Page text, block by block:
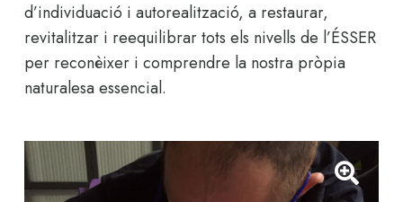
d’individuació i autorealització, a restaurar,
revitalitzar i reequilibrar tots els nivells de l’ÉSSER
per reconèixer i comprendre la nostra pròpia
naturalesa essencial.